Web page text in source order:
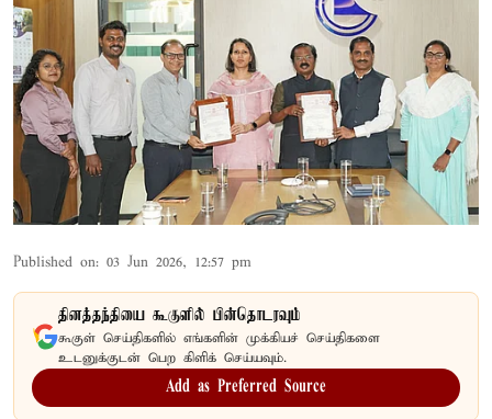
Published on: 03 Jun 2026, 12:57 pm
தினத்தந்தியை கூகுளில் பின்தொடரவும்
கூகுள் செய்திகளில் எங்களின் முக்கியச் செய்திகளை
உடனுக்குடன் பெற கிளிக் செய்யவும்.
Add as Preferred Source